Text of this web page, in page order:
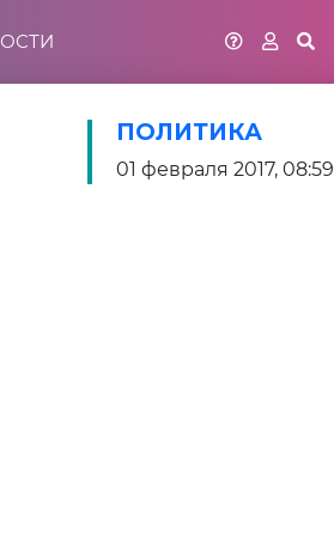
ПОЛИТИКА
01 февраля 2017, 08:59